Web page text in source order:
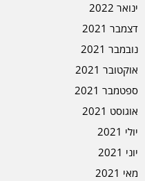
ינואר 2022
דצמבר 2021
נובמבר 2021
אוקטובר 2021
ספטמבר 2021
אוגוסט 2021
יולי 2021
יוני 2021
מאי 2021